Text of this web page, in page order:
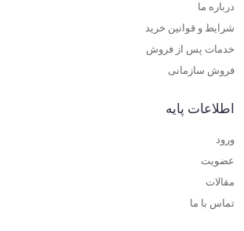
درباره ما
شرایط و قوانین خرید
خدمات پس از فروش
فروش سازمانی
اطلاعات پایه
ورود
عضویت
مقالات
تماس با ما